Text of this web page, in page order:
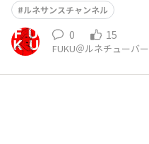
ルネサンスチャンネル
0 15
FUKU＠ルネチューバー